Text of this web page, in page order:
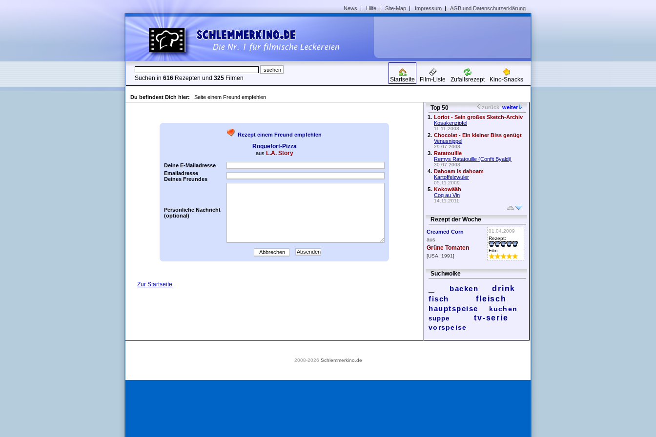
News | Hilfe | Site-Map | Impressum | AGB und Datenschutzerklärung
Suchen in 616 Rezepten und 325 Filmen Startseite Film-Liste Zufallsrezept Kino-Snacks
Du befindest Dich hier: Seite einem Freund empfehlen
Rezept einem Freund empfehlen
Roquefort-Pizza
aus L.A. Story
Deine E-Mailadresse
Emailadresse
Deines Freundes
Persönliche Nachricht
(optional)
Abbrechen
Zur Startseite
zurück weiter
Top 50
1. Loriot - Sein großes Sketch-Archiv
Kosakenzipfel
11.11.2008
2. Chocolat - Ein kleiner Biss genügt
Venusnippel
29.07.2008
3. Ratatouille
Remys Ratatouille (Confit Byaldi)
30.07.2008
4. Dahoam is dahoam
Kartoffelzwuler
05.11.2009
5. Kokowääh
Coq au Vin
14.11.2011
Rezept der Woche
01.04.2009
Rezept:
Film:
Creamed Corn
aus
Grüne Tomaten
[USA, 1991]
Suchwolke
backen
drink
fisch
fleisch
hauptspeise
kuchen
suppe tv-serie
vorspeise
2008-2026 Schlemmerkino.de